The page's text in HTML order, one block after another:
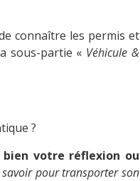
connaître les permis et
sous-partie « Véhicule &
?
bien votre réflexion ou
savoir pour transporter son